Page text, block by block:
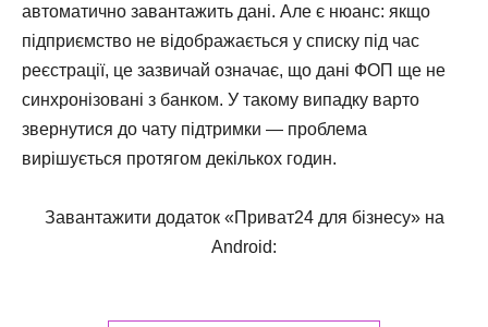
автоматично завантажить дані. Але є нюанс: якщо
підприємство не відображається у списку під час
реєстрації, це зазвичай означає, що дані ФОП ще не
синхронізовані з банком. У такому випадку варто
звернутися до чату підтримки — проблема
вирішується протягом декількох годин.
Завантажити додаток «Приват24 для бізнесу» на
Android: